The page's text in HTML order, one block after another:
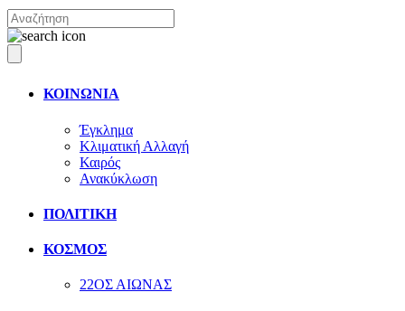
ΚΟΙΝΩΝΙΑ
Έγκλημα
Κλιματική Αλλαγή
Καιρός
Ανακύκλωση
ΠΟΛΙΤΙΚΗ
ΚΟΣΜΟΣ
22ΟΣ ΑΙΩΝΑΣ